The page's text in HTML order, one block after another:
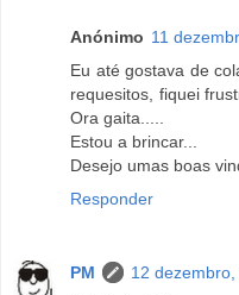
Anónimo 11
Eu até gostava de
requesitos, fiquei
Ora gaita.....
Estou a brincar...
Desejo umas boas
Responder
PM
12 dezembro,